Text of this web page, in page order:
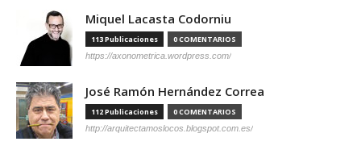
Miquel Lacasta Codorniu
113 Publicaciones 0 COMENTARIOS
https://axonometrica.wordpress.com/
José Ramón Hernández Correa
112 Publicaciones 0 COMENTARIOS
http://arquitectamoslocos.blogspot.com.es/